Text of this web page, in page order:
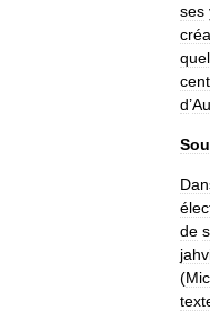
ses
d’
de
(